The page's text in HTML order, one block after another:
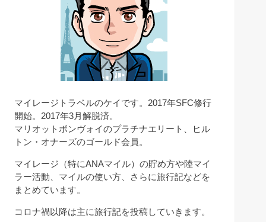
マイレージトラベルのケイです。2017年SFC修行
開始。2017年3月解脱済。
マリオットボンヴォイのプラチナエリート、ヒル
トン・オナーズのゴールド会員。
マイレージ（特にANAマイル）の貯め方や陸マイ
ラー活動、マイルの使い方、さらに旅行記などを
まとめています。
コロナ禍以降は主に旅行記を投稿していきます。